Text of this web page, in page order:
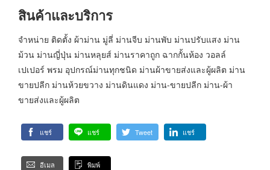
สินค้าและบริการ
จำหน่าย ติดตั้ง ผ้าม่าน มู่ลี่ ม่านจีบ ม่านพับ ม่านปรับแสง ม่าน
ม้วน ม่านญี่ปุ่น ม่านหลุยส์ ม่านราคาถูก ฉากกั้นห้อง วอลล์
เปเปอร์ พรม อุปกรณ์ม่านทุกชนิด ม่านผ้าขายส่งและผู้ผลิต ม่าน
ขายปลีก ม่านห้วยขวาง ม่านดินแดง ม่าน-ขายปลีก ม่าน-ผ้า
ขายส่งและผู้ผลิต
แชร์ แชร์ Tweet แชร์
อีเมล พิมพ์